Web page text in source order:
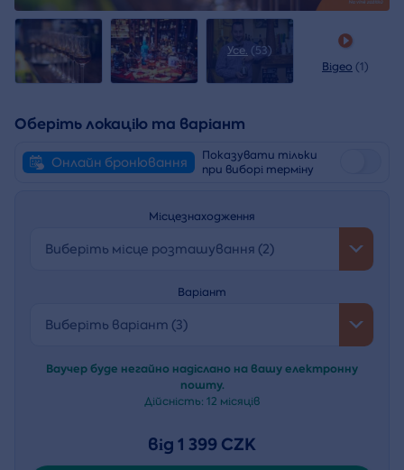
Усе. (53)
Відео (1)
Оберіть локацію та варіант
Онлайн бронювання
Показувати тільки
при виборі терміну
Місцезнаходження
Виберіть місце розташування (2)
Варіант
Виберіть варіант (3)
Ваучер буде негайно надіслано на вашу електронну
пошту.
Дійсність: 12 місяців
від 1 399 CZK